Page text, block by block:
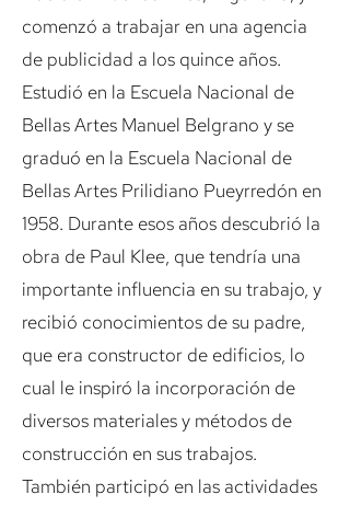
comenzó a trabajar en una agencia
de publicidad a los quince años.
Estudió en la Escuela Nacional de
Bellas Artes Manuel Belgrano y se
graduó en la Escuela Nacional de
Bellas Artes Prilidiano Pueyrredón en
1958. Durante esos años descubrió la
obra de Paul Klee, que tendría una
importante influencia en su trabajo, y
recibió conocimientos de su padre,
que era constructor de edificios, lo
cual le inspiró la incorporación de
diversos materiales y métodos de
construcción en sus trabajos.
También participó en las actividades